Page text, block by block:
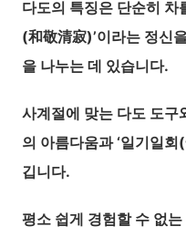
다도의 특징은 단순히 차
(和敬清寂)’이라는 정신
을 나누는 데 있습니다.
사계절에 맞는 다도 도구
의 아름다움과 ‘일기일
깁니다.
평소 쉽게 경험할 수 없